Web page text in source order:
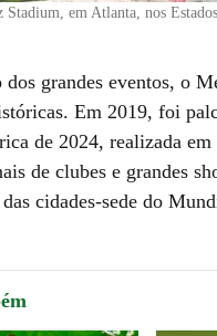
Stadium, em Atlanta, nos
grandes eventos, o
Em 2019, foi
de 2024, realizada
de clubes e grandes
cidades-sede do